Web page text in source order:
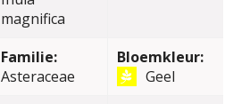
magnifica
Familie:
Asteraceae
Bloemkleur:
Geel